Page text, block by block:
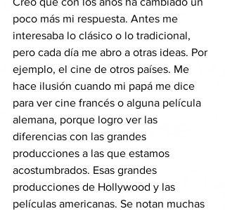
poco más mi respuesta. Antes me
interesaba lo clásico o lo tradicional,
pero cada día me abro a otras ideas. Por
ejemplo, el cine de otros países. Me
hace ilusión cuando mi papá me dice
para ver cine francés o alguna película
alemana, porque logro ver las
diferencias con las grandes
producciones a las que estamos
acostumbrados. Esas grandes
producciones de Hollywood y las
películas americanas. Se notan muchas